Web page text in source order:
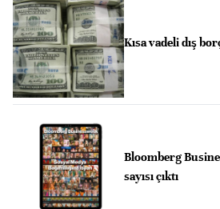
Kısa vadeli dış
Bloomberg
sayısı çıktı